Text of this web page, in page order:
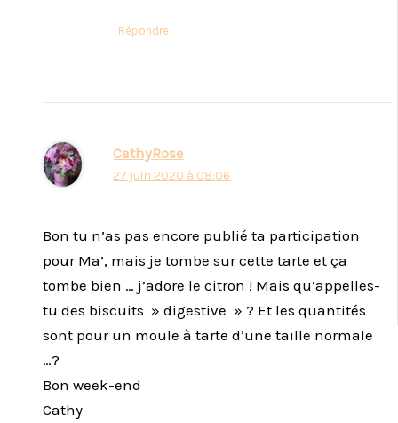
Répondre
CathyRose
27 juin 2020 à 08:06
Bon tu n’as pas encore publié ta participation
pour Ma’, mais je tombe sur cette tarte et ça
tombe bien … j’adore le citron ! Mais qu’appelles-
tu des biscuits » digestive » ? Et les quantités
sont pour un moule à tarte d’une taille normale
…?
Bon week-end
Cathy